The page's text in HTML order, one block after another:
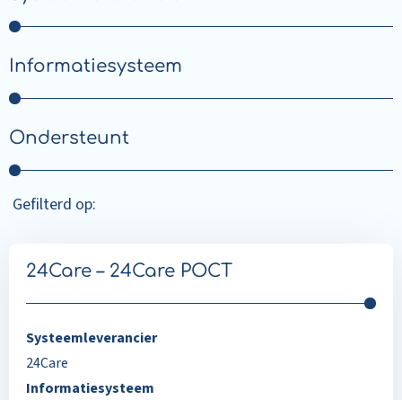
Informatiesysteem
Ondersteunt
Gefilterd op:
24Care – 24Care POCT
Systeemleverancier
24Care
Informatiesysteem